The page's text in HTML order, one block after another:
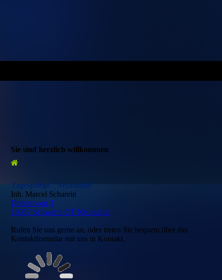
Sie sind herzlich willkommen
Tagespflege "Neumühle"
Inh. Marcel Scharein
Dohlenweg 3
19057 Schwerin OT Neumühle
Rufen Sie uns gerne an, oder treten Sie bequem über das
Kontaktformular mit uns in Kontakt.